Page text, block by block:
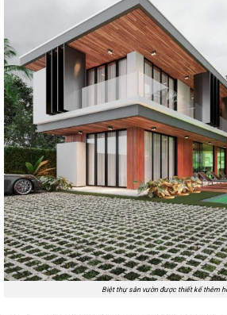
Biệt thự sân vườn được thiết kế thêm